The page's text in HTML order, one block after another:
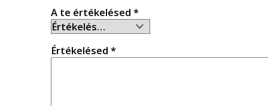
A te értékelésed *
Értékelésed *